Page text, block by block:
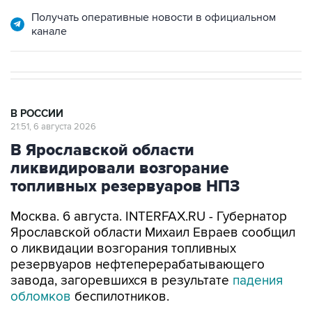
Получать оперативные новости в официальном
канале
В РОССИИ
21:51, 6 августа 2026
В Ярославской области
ликвидировали возгорание
топливных резервуаров НПЗ
Москва. 6 августа. INTERFAX.RU - Губернатор
Ярославской области Михаил Евраев сообщил
о ликвидации возгорания топливных
резервуаров нефтеперерабатывающего
завода, загоревшихся в результате падения
обломков беспилотников.